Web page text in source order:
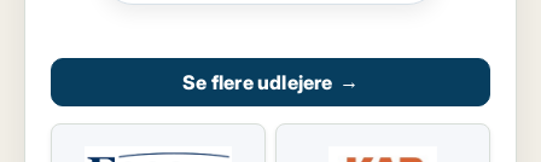
Se flere udlejere →